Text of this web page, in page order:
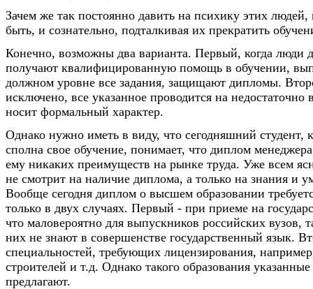
Зачем же так постоянно давить на психику этих
быть, и сознательно, подталкивая их прекратить
Конечно, возможны два варианта. Первый, когда люди
получают квалифицированную помощь в обучении,
должном уровне все задания, защищают дипломы.
исключено, все указанное проводится на недостаточно
носит формальный характер.
Однако нужно иметь в виду, что сегодняшний студент,
сполна свое обучение, понимает, что диплом
ему никаких преимуществ на рынке труда. Уже всем
не смотрит на наличие диплома, а только на знания и
Вообще сегодня диплом о высшем образовании
только в двух случаях. Первый - при приеме на
что маловероятно для выпускников российских вузов,
них не знают в совершенстве государственный язык.
специальностей, требующих лицензирования,
строителей и т.д. Однако такого образования
предлагают.